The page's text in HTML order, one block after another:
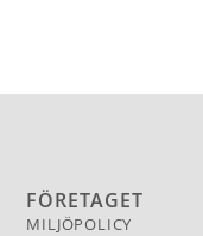
FÖRETAGET
MILJÖPOLICY